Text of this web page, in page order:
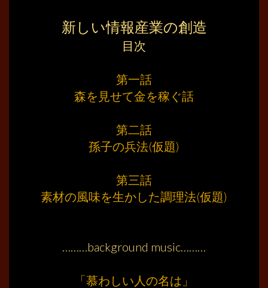
新しい情報産業の創造
目次
第一話
森を見せて金を稼ぐ話
第二話
孫子の兵法(仮題)
第三話
素材の風味を生かした調理法(仮題)
………background music………
「慕わしい人の名は」